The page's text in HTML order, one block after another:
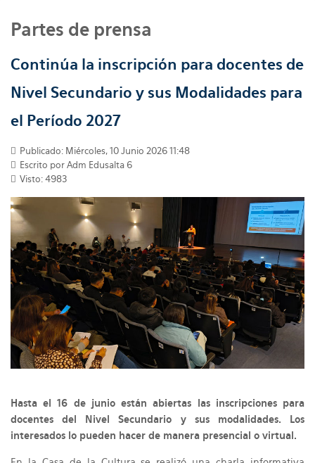
Partes de prensa
Continúa la inscripción para docentes de
Nivel Secundario y sus Modalidades para
el Período 2027
Publicado: Miércoles, 10 Junio 2026 11:48
Escrito por Adm Edusalta 6
Visto: 4983
Hasta el 16 de junio están abiertas las inscripciones para
docentes del Nivel Secundario y sus modalidades. Los
interesados lo pueden hacer de manera presencial o virtual.